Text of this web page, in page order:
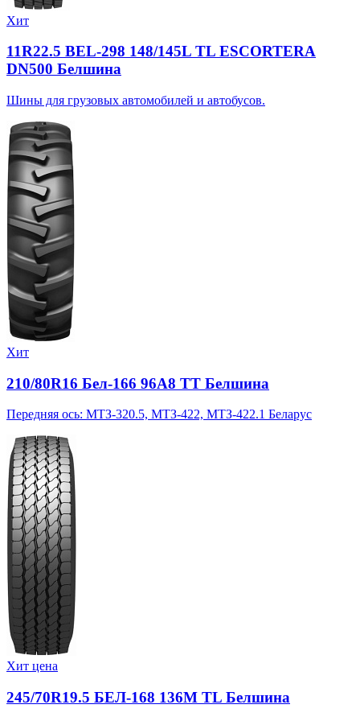
Хит
11R22.5 BEL-298 148/145L TL ESCORTERA
DN500 Белшина
Шины для грузовых автомобилей и автобусов.
Хит
210/80R16 Бел-166 96A8 TT Белшина
Передняя ось: МТЗ-320.5, МТЗ-422, МТЗ-422.1 Беларус
Хит цена
245/70R19.5 БЕЛ-168 136M TL Белшина